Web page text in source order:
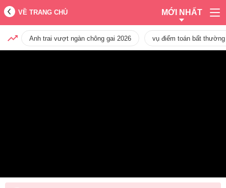
VỀ TRANG CHỦ MỚI NHẤT
Anh trai vượt ngàn chông gai 2026 vụ điểm toán bất